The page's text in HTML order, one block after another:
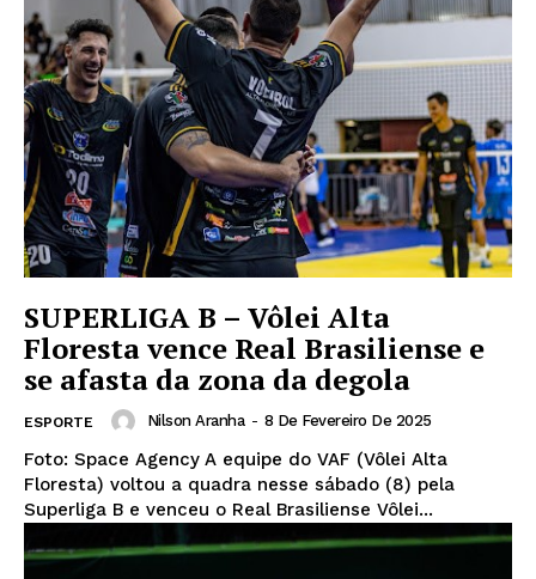
SUPERLIGA B – Vôlei Alta
Floresta vence Real Brasiliense e
se afasta da zona da degola
ESPORTE Nilson Aranha - 8 De Fevereiro De 2025
Foto: Space Agency A equipe do VAF (Vôlei Alta
Floresta) voltou a quadra nesse sábado (8) pela
Superliga B e venceu o Real Brasiliense Vôlei...